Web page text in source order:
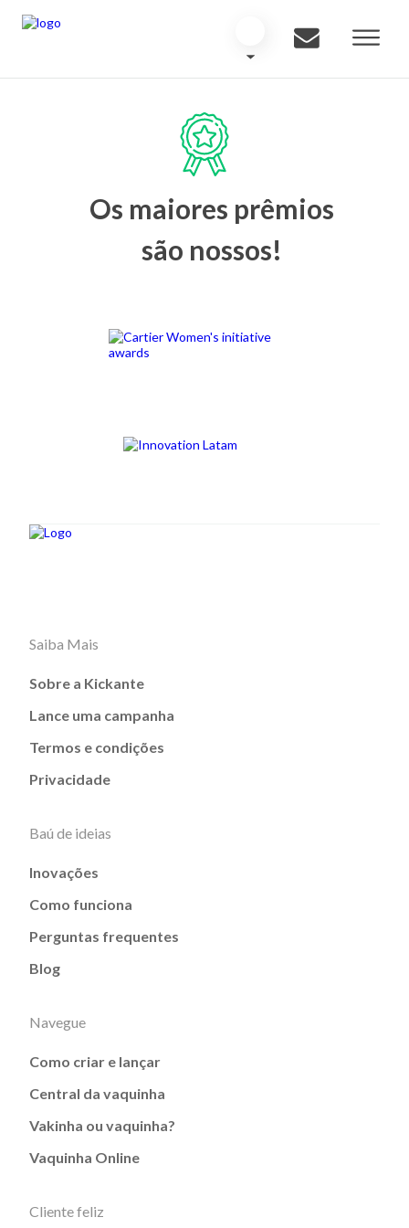
Os maiores prêmios
são nossos!
Saiba Mais
Sobre a Kickante
Lance uma campanha
Termos e condições
Privacidade
Baú de ideias
Inovações
Como funciona
Perguntas frequentes
Blog
Navegue
Como criar e lançar
Central da vaquinha
Vakinha ou vaquinha?
Vaquinha Online
Cliente feliz